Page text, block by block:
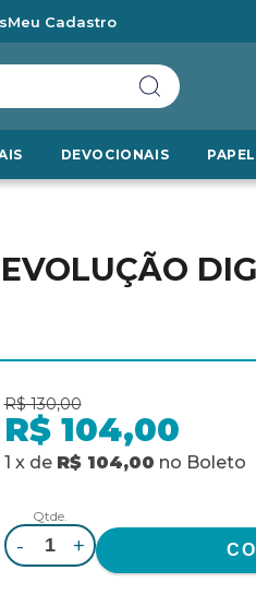
Meu Cadastro
DEVOCIONAIS
R$ 130,00
R$ 104,00
1 x de R$ 104,00 no Boleto
Qtde.
- +